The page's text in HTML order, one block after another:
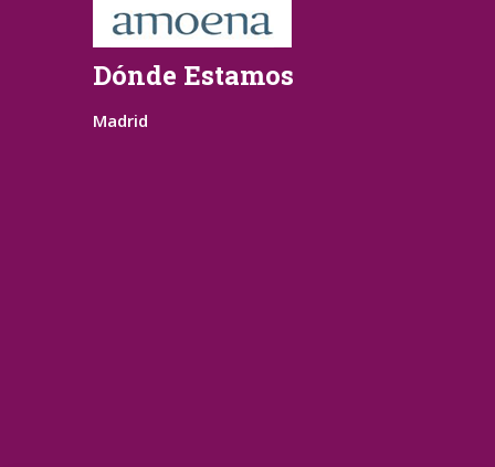
Dónde Estamos
Madrid